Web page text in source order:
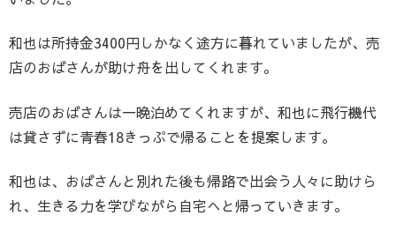
和也は所持金3400円しかなく途方に暮れていましたが、売
店のおばさんが助け舟を出してくれます。
売店のおばさんは一晩泊めてくれますが、和也に飛行機代
は貸さずに青春18きっぷで帰ることを提案します。
和也は、おばさんと別れた後も帰路で出会う人々に助けら
れ、生きる力を学びながら自宅へと帰っていきます。